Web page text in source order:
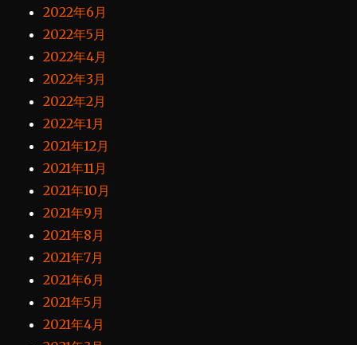
2022年6月
2022年5月
2022年4月
2022年3月
2022年2月
2022年1月
2021年12月
2021年11月
2021年10月
2021年9月
2021年8月
2021年7月
2021年6月
2021年5月
2021年4月